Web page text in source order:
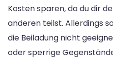
Kosten sparen, da du dir
anderen teilst. Allerdings
die Beiladung nicht
oder sperrige